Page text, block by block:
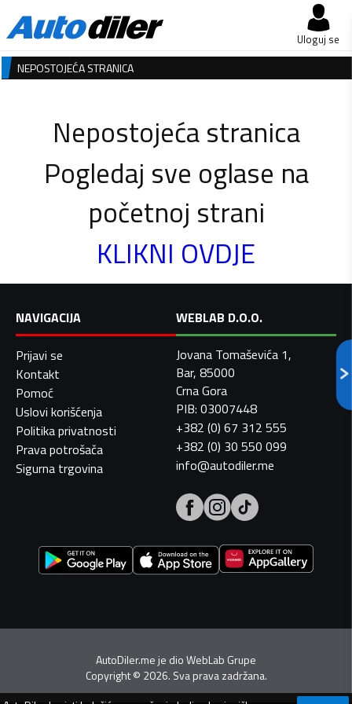
Uloguj se
NEPOSTOJEĆA STRANICA
Nepostojeća stranica
Pogledaj sve oglase na
početnoj strani
KLIKNI OVDJE
NAVIGACIJA
Prijavi se
Kontakt
Pomoć
Uslovi korišćenja
Politika privatnosti
Prava potrošača
Sigurna trgovina
WEBLAB D.O.O.
Jovana Tomaševića 1,
Bar, 85000
Crna Gora
PIB: 03007448
+382 (0) 67 312 555
+382 (0) 30 550 099
info@autodiler.me
AutoDiler.me je dioWebLab Grupe
Copyright© 2026. Sva prava zadržana.